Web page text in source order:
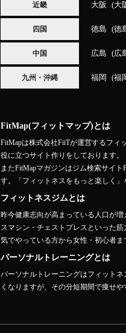
近畿 大阪 大
四国 徳島 徳
中国 広島 広
九州・沖縄 福岡 福
FitMap(フィットマップ)とは
FitMapは株式会社FiiTが運営するフィ
役に立つサイト作りをしております。
またFitMapマガジンはジム検索サイ
す。「フィットネスをもっと楽しく
フィットネスジムとは
昨今健康志向が高まっている人口が
スマシン・チェストプレスといった
気でやっている方から女性・初心者
パーソナルトレーニングとは
パーソナルトレーニングはフィット
くなりますが、その分短期間で痩せ